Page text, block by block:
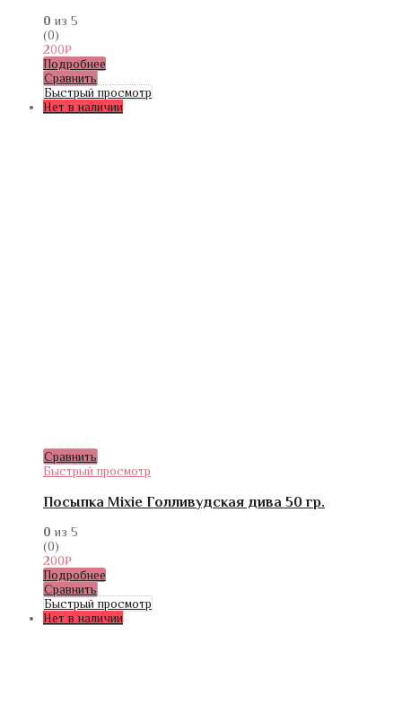
0 из 5
(0)
200₽
Подробнее
Сравнить
Быстрый просмотр
Нет в наличии
Сравнить
Быстрый просмотр
Посыпка Mixie Голливудская дива 50 гр.
0 из 5
(0)
200₽
Подробнее
Сравнить
Быстрый просмотр
Нет в наличии